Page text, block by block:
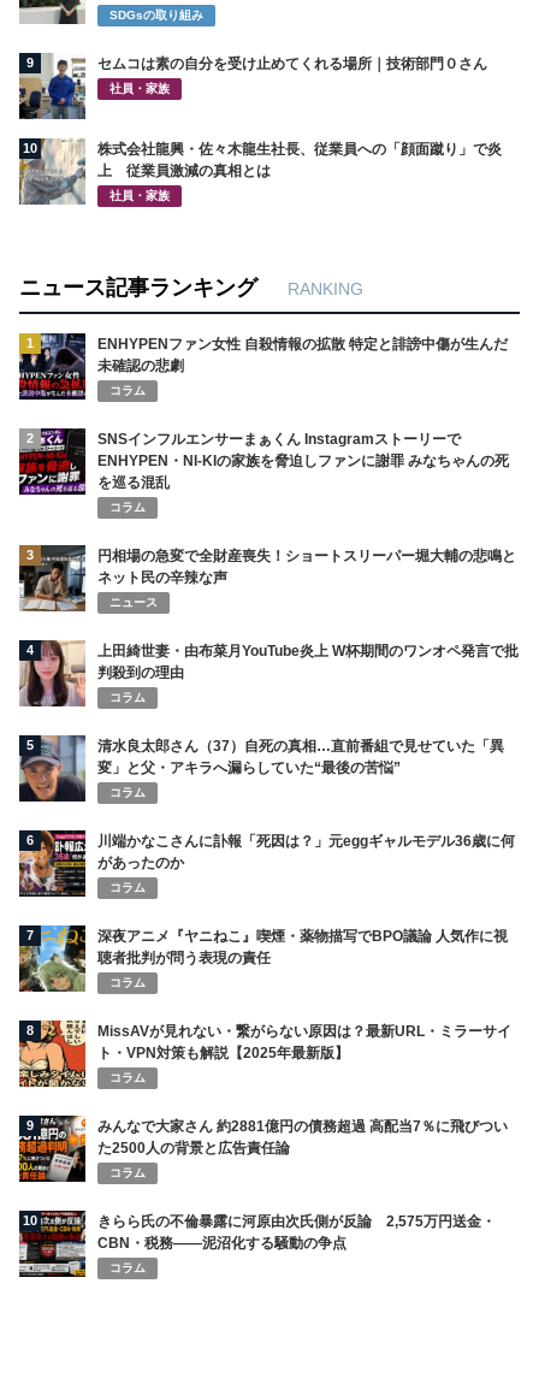
SDGsの取り組み
9 セムコは素の自分を受け止めてくれる場所｜技術部門０さん
社員・家族
10
株式会社龍興・佐々木龍生社長、従業員への「顔面蹴り」で炎
上 従業員激減の真相とは
社員・家族
ニュース記事ランキング RANKING
1
ENHYPENファン女性 自殺情報の拡散 特定と誹謗中傷が生んだ
未確認の悲劇
コラム
2
SNSインフルエンサーまぁくん Instagramストーリーで
ENHYPEN・NI-KIの家族を脅迫しファンに謝罪 みなちゃんの死
を巡る混乱
コラム
3
円相場の急変で全財産喪失！ショートスリーパー堀大輔の悲鳴と
ネット民の辛辣な声
ニュース
4
上田綺世妻・由布菜月YouTube炎上 W杯期間のワンオペ発言で批
判殺到の理由
コラム
5
清水良太郎さん（37）自死の真相…直前番組で見せていた「異
変」と父・アキラへ漏らしていた“最後の苦悩”
コラム
6
川端かなこさんに訃報「死因は？」元eggギャルモデル36歳に何
があったのか
コラム
7
深夜アニメ『ヤニねこ』喫煙・薬物描写でBPO議論 人気作に視
聴者批判が問う表現の責任
コラム
8
MissAVが見れない・繋がらない原因は？最新URL・ミラーサイ
ト・VPN対策も解説【2025年最新版】
コラム
9
みんなで大家さん 約2881億円の債務超過 高配当7％に飛びつい
た2500人の背景と広告責任論
コラム
10
きらら氏の不倫暴露に河原由次氏側が反論 2,575万円送金・
CBN・税務――泥沼化する騒動の争点
コラム